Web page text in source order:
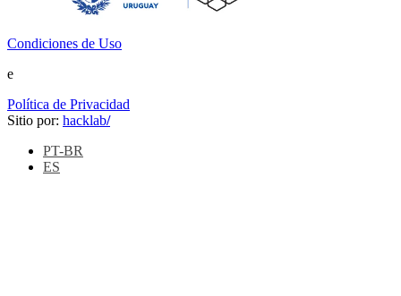
Condiciones de Uso
e
Política de Privacidad
Sitio por: hacklab/
PT-BR
ES